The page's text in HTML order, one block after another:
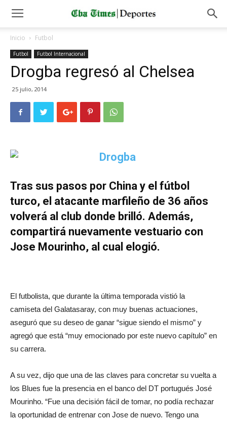
Inicio Futbol
Futbol Futbol Internacional
Drogba regresó al Chelsea
25 julio, 2014
Tras sus pasos por China y el fútbol
turco, el atacante marfileño de 36 años
volverá al club donde brilló. Además,
compartirá nuevamente vestuario con
Jose Mourinho, al cual elogió.
El futbolista, que durante la última temporada vistió la
camiseta del Galatasaray, con muy buenas actuaciones,
aseguró que su deseo de ganar “sigue siendo el mismo” y
agregó que está “muy emocionado por este nuevo capítulo” en
su carrera.
A su vez, dijo que una de las claves para concretar su vuelta a
los Blues fue la presencia en el banco del DT portugués José
Mourinho. “Fue una decisión fácil de tomar, no podía rechazar
la oportunidad de entrenar con Jose de nuevo. Tengo una